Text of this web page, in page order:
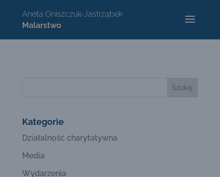
Kategorie
Działalność charytatywna
Media
Wydarzenia